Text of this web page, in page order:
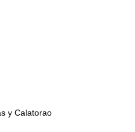
y Calatorao